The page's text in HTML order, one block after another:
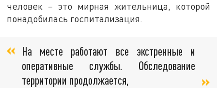
человек – это мирная жительница, которой
понадобилась госпитализация.
На месте работают все экстренные и
оперативные службы. Обследование
территории продолжается,